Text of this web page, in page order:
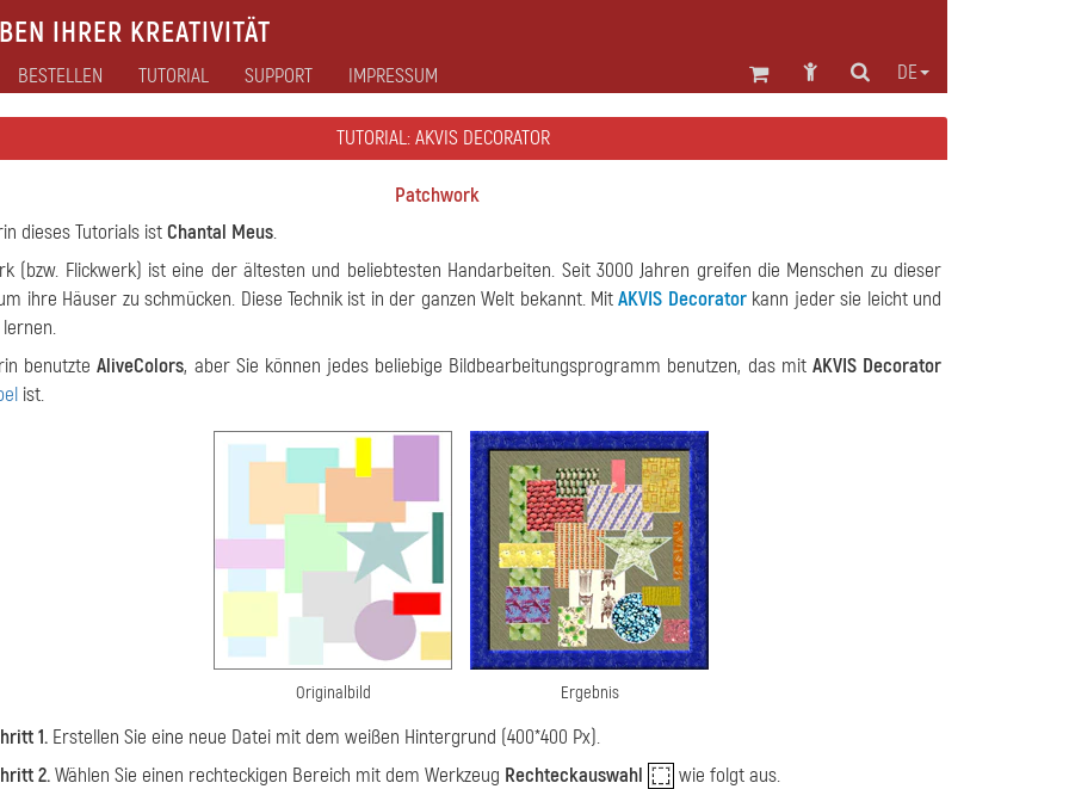
IHRER KREATIVITÄT
DE
BESTELLEN TUTORIAL SUPPORT IMPRESSUM
TUTORIAL: AKVIS DECORATOR
Patchwork
dieses Tutorials istChantal Meus.
(bzw. Flickwerk) ist eine der ältesten und beliebtesten Handarbeiten. Seit 3000 Jahren greifen die Menschen zu dieser
ihre Häuser zu schmücken. Diese Technik ist in der ganzen Welt bekannt. MitAKVIS Decoratorkann jeder sie leicht und
benutzteAliveColors, aber Sie können jedes beliebige Bildbearbeitungsprogramm benutzen, das mit AKVIS Decorator
ist.
Originalbild Ergebnis
1. Erstellen Sie eine neue Datei mit dem weißen Hintergrund (400*400 Px).
2.Wählen Sie einen rechteckigen Bereich mit dem Werkzeug Rechteckauswahl wie folgt aus.